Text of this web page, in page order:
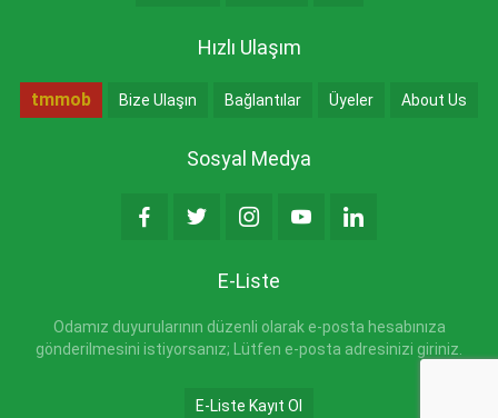
Hızlı Ulaşım
tmmob Bize Ulaşın Bağlantılar Üyeler About Us
Sosyal Medya
E-Liste
Odamız duyurularının düzenli olarak e-posta hesabınıza
gönderilmesini istiyorsanız; Lütfen e-posta adresinizi giriniz.
E-Liste Kayıt Ol